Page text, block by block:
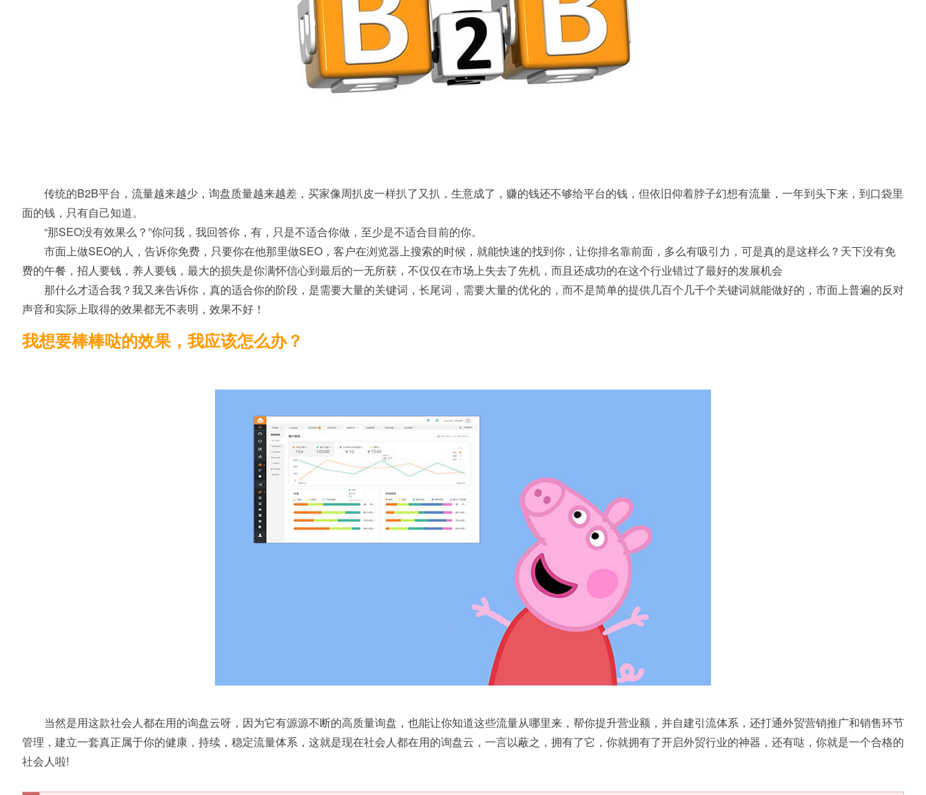
传统的B2B平台，流量越来越少，询盘质量越来越差，买家像周扒皮一样扒了又扒，生意成了，赚的钱还不够给平台的钱，但依旧仰着脖子幻想有流量，一年到头下来，到口袋里
面的钱，只有自己知道。
“那SEO没有效果么？”你问我，我回答你，有，只是不适合你做，至少是不适合目前的你。
市面上做SEO的人，告诉你免费，只要你在他那里做SEO，客户在浏览器上搜索的时候，就能快速的找到你，让你排名靠前面，多么有吸引力，可是真的是这样么？天下没有免
费的午餐，招人要钱，养人要钱，最大的损失是你满怀信心到最后的一无所获，不仅仅在市场上失去了先机，而且还成功的在这个行业错过了最好的发展机会
那什么才适合我？我又来告诉你，真的适合你的阶段，是需要大量的关键词，长尾词，需要大量的优化的，而不是简单的提供几百个几千个关键词就能做好的，市面上普遍的反对
声音和实际上取得的效果都无不表明，效果不好！
我想要棒棒哒的效果，我应该怎么办？
当然是用这款社会人都在用的询盘云呀，因为它有源源不断的高质量询盘，也能让你知道这些流量从哪里来，帮你提升营业额，并自建引流体系，还打通外贸营销推广和销售环节
管理，建立一套真正属于你的健康，持续，稳定流量体系，这就是现在社会人都在用的询盘云，一言以蔽之，拥有了它，你就拥有了开启外贸行业的神器，还有哒，你就是一个合格的
社会人啦!